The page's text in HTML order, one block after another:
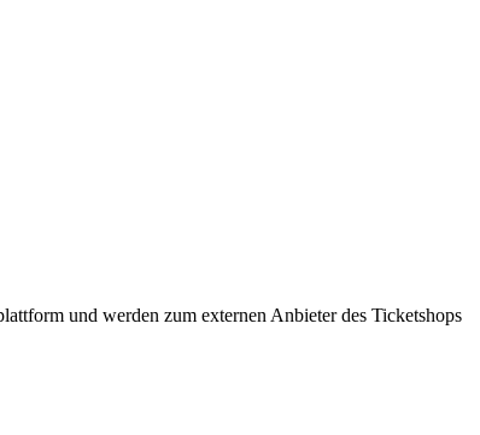
und werden zum externen Anbieter des Ticketshops